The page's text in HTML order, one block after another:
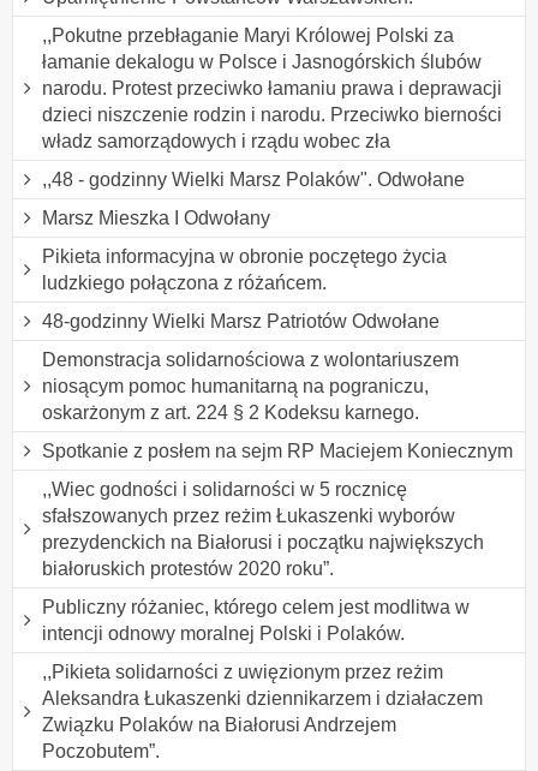
,,Pokutne przebłaganie Maryi Królowej Polski za
łamanie dekalogu w Polsce i Jasnogórskich ślubów
narodu. Protest przeciwko łamaniu prawa i deprawacji
dzieci niszczenie rodzin i narodu. Przeciwko bierności
władz samorządowych i rządu wobec zła
,,48 - godzinny Wielki Marsz Polaków". Odwołane
Marsz Mieszka I Odwołany
Pikieta informacyjna w obronie poczętego życia
ludzkiego połączona z różańcem.
48-godzinny Wielki Marsz Patriotów Odwołane
Demonstracja solidarnościowa z wolontariuszem
niosącym pomoc humanitarną na pograniczu,
oskarżonym z art. 224 § 2 Kodeksu karnego.
Spotkanie z posłem na sejm RP Maciejem Koniecznym
,,Wiec godności i solidarności w 5 rocznicę
sfałszowanych przez reżim Łukaszenki wyborów
prezydenckich na Białorusi i początku największych
białoruskich protestów 2020 roku”.
Publiczny różaniec, którego celem jest modlitwa w
intencji odnowy moralnej Polski i Polaków.
,,Pikieta solidarności z uwięzionym przez reżim
Aleksandra Łukaszenki dziennikarzem i działaczem
Związku Polaków na Białorusi Andrzejem
Poczobutem”.